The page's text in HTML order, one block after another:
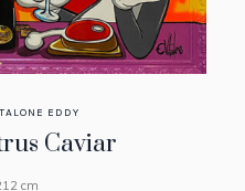
EDDY
Caviar
cm